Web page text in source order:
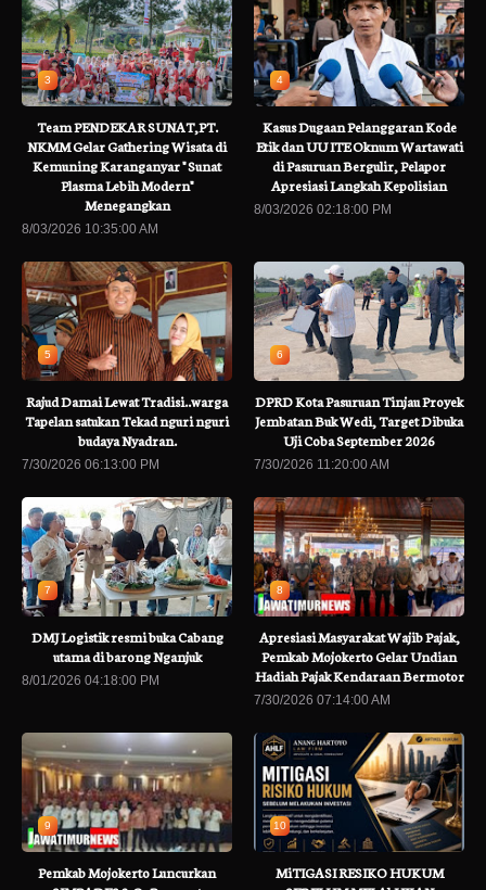
3
Team PENDEKAR SUNAT,PT.
NKMM Gelar Gathering Wisata di
Kemuning Karanganyar " Sunat
Plasma Lebih Modern"
Menegangkan
8/03/2026 10:35:00 AM
4
Kasus Dugaan Pelanggaran Kode
Etik dan UU ITE Oknum Wartawati
di Pasuruan Bergulir, Pelapor
Apresiasi Langkah Kepolisian
8/03/2026 02:18:00 PM
5
Rajud Damai Lewat Tradisi..warga
Tapelan satukan Tekad nguri nguri
budaya Nyadran.
7/30/2026 06:13:00 PM
6
DPRD Kota Pasuruan Tinjau Proyek
Jembatan Buk Wedi, Target Dibuka
Uji Coba September 2026
7/30/2026 11:20:00 AM
7
DMJ Logistik resmi buka Cabang
utama di barong Nganjuk
8/01/2026 04:18:00 PM
8
Apresiasi Masyarakat Wajib Pajak,
Pemkab Mojokerto Gelar Undian
Hadiah Pajak Kendaraan Bermotor
7/30/2026 07:14:00 AM
9
Pemkab Mojokerto Luncurkan
10
MiTIGASI RESIKO HUKUM